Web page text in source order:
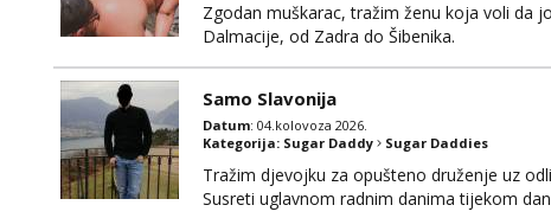
Zgodan muškarac, tražim ženu koja voli da
Dalmacije, od Zadra do Šibenika.
Samo Slavonija
Datum: 04.kolovoza 2026.
Kategorija: Sugar Daddy Sugar Daddies
Tražim djevojku za opušteno druženje uz
Susreti uglavnom radnim danima tijekom